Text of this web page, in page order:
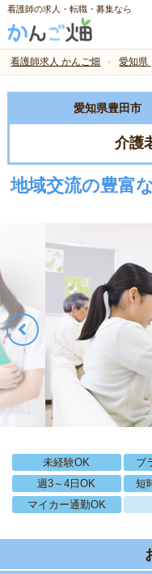
看護師の求人・転職・募集なら
看護師求人 かんご畑 愛知県
愛知県豊田市
介護
地域交流の豊富
未経験OK ブ
週3～4日OK
短
マイカー通勤OK